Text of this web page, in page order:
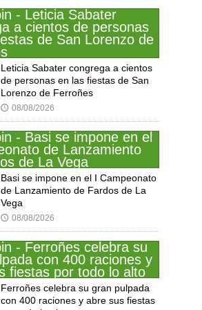
Leticia Sabater congrega a cientos
de personas en las fiestas de San
Lorenzo de Ferroñes
🕔 08/08/2026
Basi se impone en el I Campeonato
de Lanzamiento de Fardos de La
Vega
🕔 08/08/2026
Ferroñes celebra su gran pulpada
con 400 raciones y abre sus fiestas